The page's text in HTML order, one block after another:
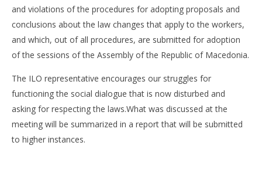
and violations of the procedures for adopting proposals and
conclusions about the law changes that apply to the workers,
and which, out of all procedures, are submitted for adoption
of the sessions of the Assembly of the Republic of Macedonia.
The ILO representative encourages our struggles for
functioning the social dialogue that is now disturbed and
asking for respecting the laws.What was discussed at the
meeting will be summarized in a report that will be submitted
to higher instances.